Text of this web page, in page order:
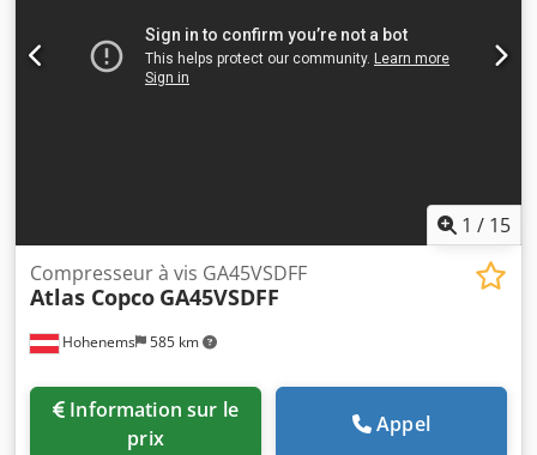
(VSD) Dkodoznaxaspfx Ahhor • Qualité de l’air : exempt
d’huile, ISO 8573-1 Classe 0 • Fabriqué en Belgique •
Variateur de fréquence WEG • Numéro de série :
1 / 15
Hohenems 585 km
Compresseur à vis GA45VSDFF
Atlas Copco GA45VSDFF
prix
Appel